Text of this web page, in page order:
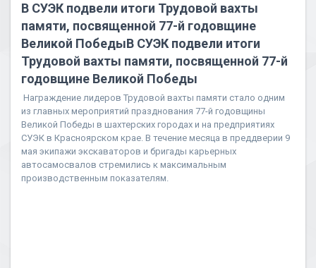
В СУЭК подвели итоги Трудовой вахты
памяти, посвященной 77-й годовщине
Великой ПобедыВ СУЭК подвели итоги
Трудовой вахты памяти, посвященной 77-й
годовщине Великой Победы
Награждение лидеров Трудовой вахты памяти стало одним
из главных мероприятий празднования 77-й годовщины
Великой Победы в шахтерских городах и на предприятиях
СУЭК в Красноярском крае. В течение месяца в преддверии 9
мая экипажи экскаваторов и бригады карьерных
автосамосвалов стремились к максимальным
производственным показателям.